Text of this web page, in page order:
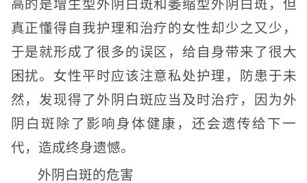
高的是增生型外阴白斑和萎缩型外阴白斑，但
真正懂得自我护理和治疗的女性却少之又少，
于是就形成了很多的误区，给自身带来了很大
困扰。女性平时应该注意私处护理，防患于未
然，发现得了外阴白斑应当及时治疗，因为外
阴白斑除了影响身体健康，还会遗传给下一
代，造成终身遗憾。
外阴白斑的危害